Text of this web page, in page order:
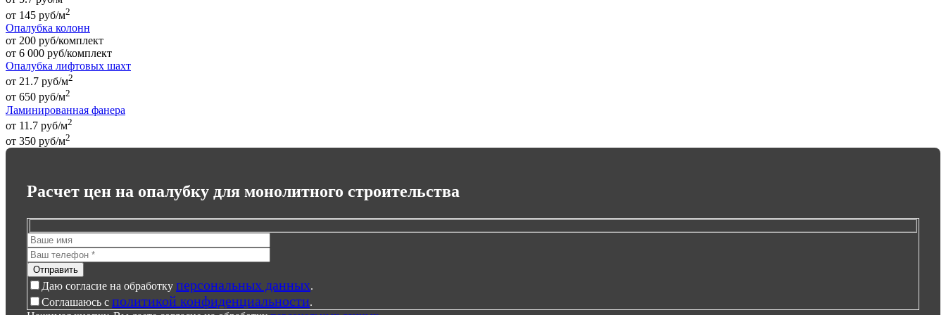
от 145 руб/м2
Опалубка колонн
от 200 руб/комплект
от 6 000 руб/комплект
Опалубка лифтовых шахт
от 21.7 руб/м2
от 650 руб/м2
Ламинированная фанера
от 11.7 руб/м2
от 350 руб/м2
Расчет цен на опалубку для монолитного строительства
Даю согласие на обработку персональных данных.
Соглашаюсь с политикой конфиденциальности.